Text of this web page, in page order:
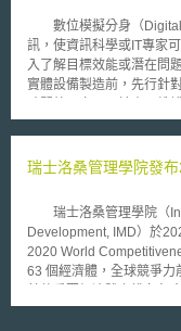
不在此限。（第三項）」
頻道節目及廣告，應依著
條文做體系觀察，可得出
必載義務，但在授權協商
視業者卻反對，主張「數位無
1998年著作權法第56條
不須經著作財產權人同意
除。惟同樣的規定仍然存
電視頻道內所有節目，須
業者須必載所有無線電視
視業者無須向節目原始著
目原始權利人之利益。 二、有線電視業者之頻道空間與「基本頻道空間」
仍具有限性，立法不宜過
數位模擬分身（Digital
訊，使資訊科學或IT專家
入了解目標效能或潛在問題。 於實際運用上，數位模擬分身除
實體設備製造前，先行針
擬分身測試修復效果。此
GDPR）規定。在自駕車
雲端運算中涉及自駕系統
模型在內之製造資料（
資料、感測器所蒐集之環
面，數位模擬分身可利用
私保護：1.識別利害關係
瑞士洛桑管理學院發
瑞士洛桑管理學院（
Development, IMD）於
2020 World
63 個經濟體，全球競爭力
20、南韓第23與日本第34。 2020世界競爭力評比以有「經濟